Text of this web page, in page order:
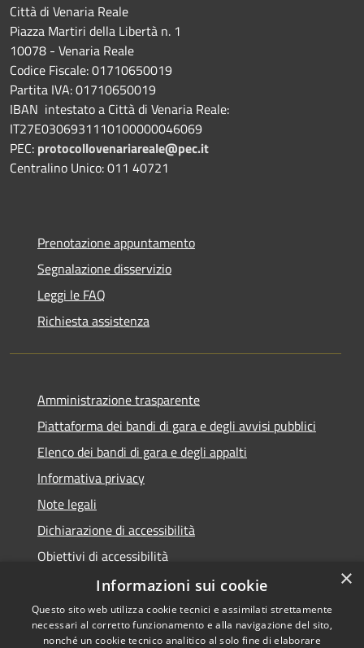
Città di Venaria Reale
Piazza Martiri della Libertà n. 1
10078 - Venaria Reale
Codice Fiscale: 01710650019
Partita IVA: 01710650019
IBAN intestato a Città di Venaria Reale:
IT27E0306931110100000046069
PEC: protocollovenariareale@pec.it
Centralino Unico: 011 40721
Prenotazione appuntamento
Segnalazione disservizio
Leggi le FAQ
Richiesta assistenza
Amministrazione trasparente
Piattaforma dei bandi di gara e degli avvisi pubblici
Elenco dei bandi di gara e degli appalti
Informativa privacy
Note legali
Dichiarazione di accessibilità
Obiettivi di accessibilità
×
Informazioni sui cookie
Questo sito web utilizza cookie tecnici e assimilati strettamente
necessari al corretto funzionamento e alla navigazione del sito,
nonché un cookie tecnico analitico al solo fine di elaborare